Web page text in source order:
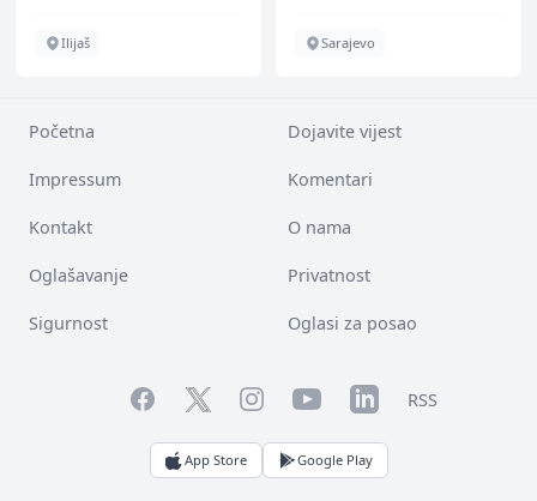
Ilijaš Sarajevo
Početna Dojavite vijest
Impressum Komentari
Kontakt O nama
Oglašavanje Privatnost
Sigurnost Oglasi za posao
FacebookTwitterInstagramYouTubeLinkedInRSS
App Store Google Play